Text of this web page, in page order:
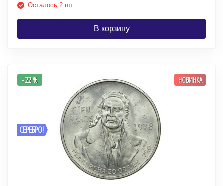
Осталось 2 шт.
В корзину
СЕРЕБРО!
- 22 % НОВИНКА